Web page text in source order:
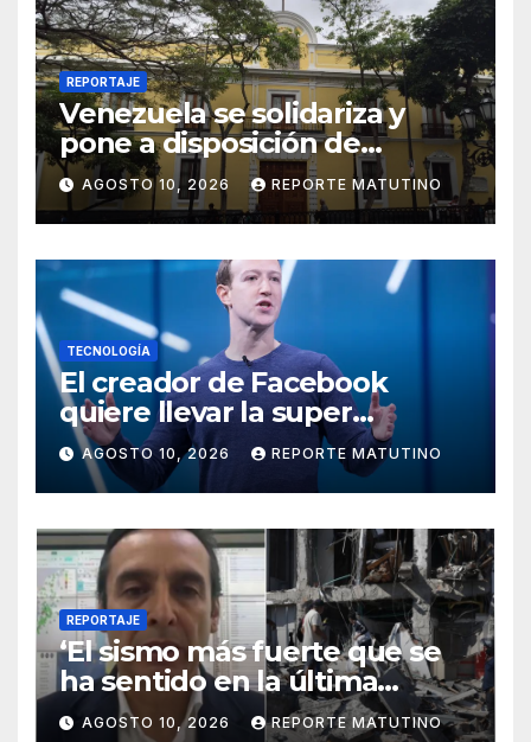
REPORTAJE
Venezuela se solidariza y
pone a disposición de
Colombia ayuda humanitaria
y rescatistas tras sismo
AGOSTO 10, 2026 REPORTE MATUTINO
TECNOLOGÍA
El creador de Facebook
quiere llevar la super
inteligencia artificial a todos,
igual que hizo con WhatsApp
AGOSTO 10, 2026 REPORTE MATUTINO
REPORTAJE
‘El sismo más fuerte que se
ha sentido en la última
década’
AGOSTO 10, 2026 REPORTE MATUTINO